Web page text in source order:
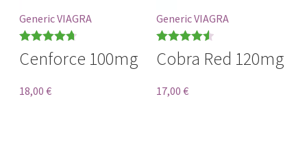
Generic VIAGRA
Bewertet
von 5
Cenforce 100mg
18,00 €
Generic VIAGRA
Bewertet
von 5
Cobra Red 120mg
17,00 €